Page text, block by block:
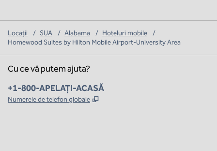
Locații / SUA / Alabama / Hoteluri mobile
/
Homewood Suites by Hilton Mobile Airport-University Area
Cu ce vă putem ajuta?
Telefon:
+1-800-APELAȚI-ACASĂ
Numerele de telefon globale ,